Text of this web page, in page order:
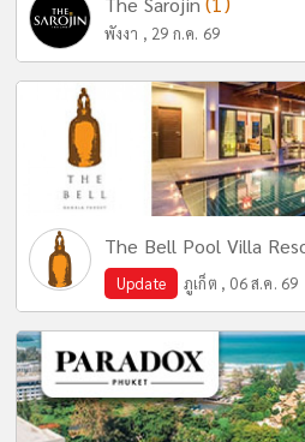
พังงา , 29 ก.ค. 69
The Bell Pool Villa
Update ภูเก็ต , 06 ส.ค. 69